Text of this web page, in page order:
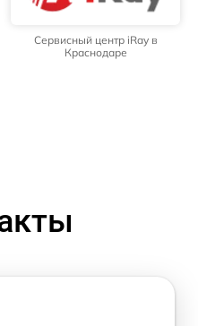
Сервисный центр iRay в
Краснодаре